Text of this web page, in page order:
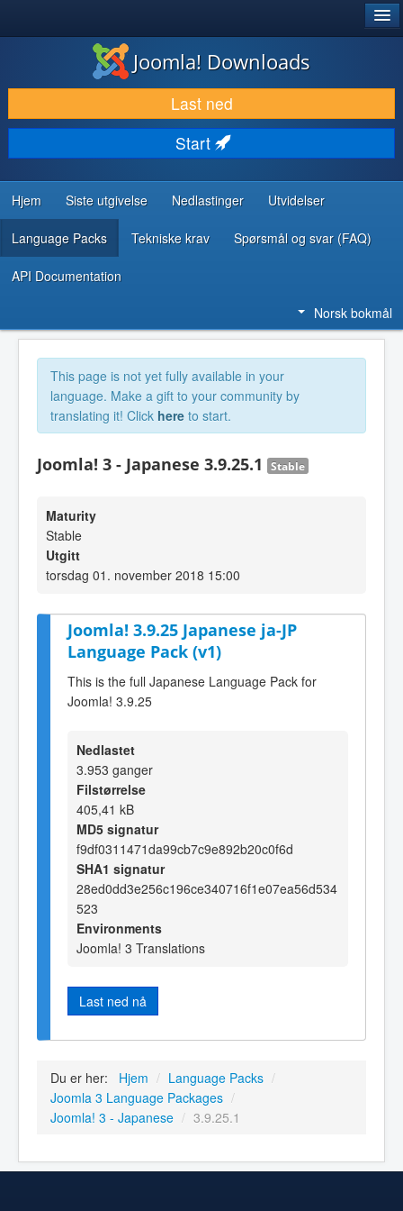
LAST NED & UTVID
OPPDAG & LÆR
SAMFUNN & BRUKERSTØTTE
UTVIKLINGSRESSURSER
Joomla! Downloads
Last ned
Start
Hjem Siste utgivelse Nedlastinger Utvidelser
Language Packs Tekniske krav Spørsmål og svar (FAQ)
API Documentation
Norsk bokmål
This page is not yet fully available in your
language. Make a gift to your community by
translating it! Click here to start.
Joomla! 3 - Japanese 3.9.25.1 Stable
Maturity
Stable
Utgitt
torsdag 01. november 2018 15:00
Joomla! 3.9.25 Japanese ja-JP
Language Pack (v1)
This is the full Japanese Language Pack for
Joomla! 3.9.25
Nedlastet
3.953 ganger
Filstørrelse
405,41 kB
MD5 signatur
f9df0311471da99cb7c9e892b20c0f6d
SHA1 signatur
28ed0dd3e256c196ce340716f1e07ea56d534
523
Environments
Joomla! 3 Translations
Last ned nå
Du er her: Hjem / Language Packs /
Joomla 3 Language Packages /
Joomla! 3 - Japanese / 3.9.25.1